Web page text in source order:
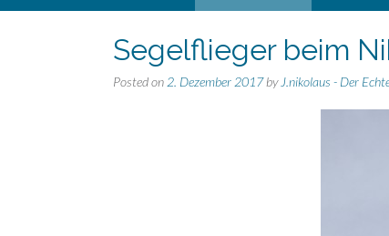
Segelflieger beim
Posted on 2. Dezember 2017by J.nikolaus - Der